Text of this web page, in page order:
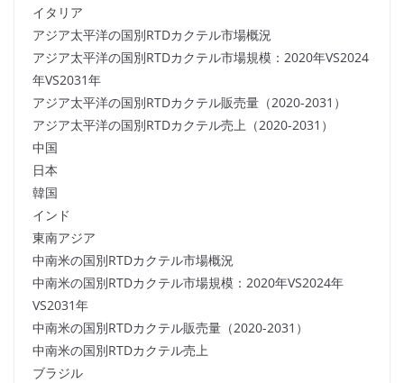
イタリア
アジア太平洋の国別RTDカクテル市場概況
アジア太平洋の国別RTDカクテル市場規模：2020年VS2024
年VS2031年
アジア太平洋の国別RTDカクテル販売量（2020-2031）
アジア太平洋の国別RTDカクテル売上（2020-2031）
中国
日本
韓国
インド
東南アジア
中南米の国別RTDカクテル市場概況
中南米の国別RTDカクテル市場規模：2020年VS2024年
VS2031年
中南米の国別RTDカクテル販売量（2020-2031）
中南米の国別RTDカクテル売上
ブラジル